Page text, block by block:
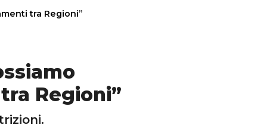
tra Regioni”
Regioni”